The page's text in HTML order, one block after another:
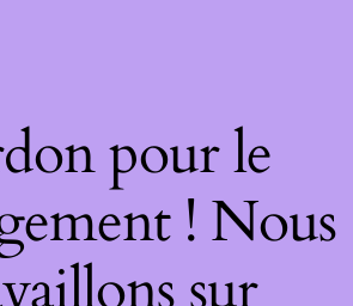
pour le
! Nous
sur